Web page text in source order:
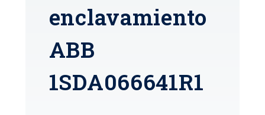
enclavamiento
ABB
1SDA066641R1